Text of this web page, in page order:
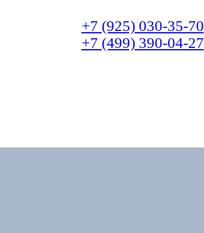
+7 (925) 030-35-70
+7 (499) 390-04-27